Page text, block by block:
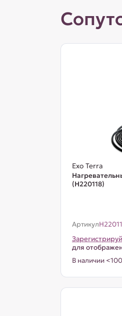
Exo Terra
(H220118)
Артикул
для
В наличии